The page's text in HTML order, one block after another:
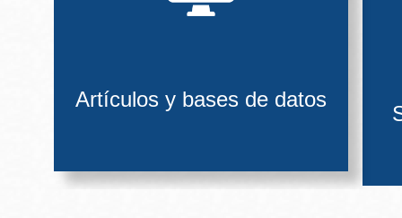
Artículos y bases de datos